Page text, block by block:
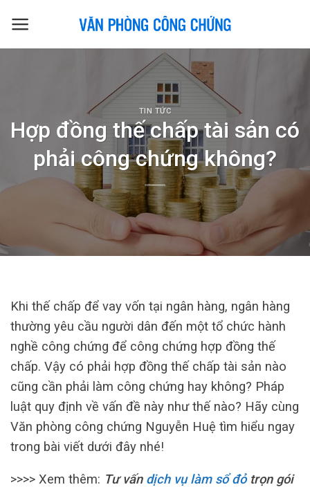
TIN TỨC
Hợp đồng thế chấp tài sản có
phải công chứng không?
Khi thế chấp để vay vốn tại ngân hàng, ngân hàng
thường yêu cầu người dân đến một tổ chức hành
nghề công chứng để công chứng hợp đồng thế
chấp. Vậy có phải hợp đồng thế chấp tài sản nào
cũng cần phải làm công chứng hay không? Pháp
luật quy định về vấn đề này như thế nào? Hãy cùng
Văn phòng công chứng Nguyễn Huệ tìm hiểu ngay
trong bài viết dưới đây nhé!
>>>> Xem thêm: Tư vấn dịch vụ làm sổ đỏtrọn gói